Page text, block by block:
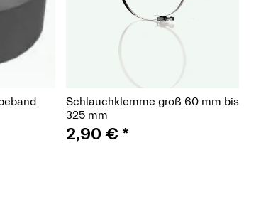
Schlauchklemme groß 60 mm bis
325 mm
2,90 €*